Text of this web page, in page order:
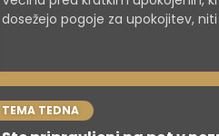
dosežejo pogoje za upokojitev,
dolgčasa.
TEMA TEDNA